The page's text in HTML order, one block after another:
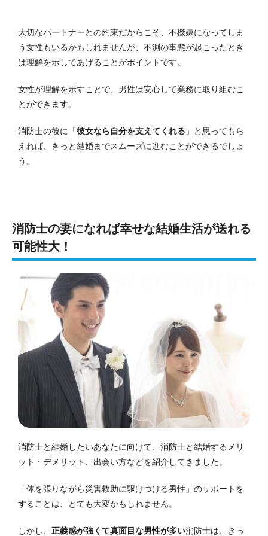
大切なパートナーとの約束だからこそ、不機嫌になってしま
う女性もいるかもしれませんが、不測の事態が起こったとき
は理解を示してあげることがポイントです。
女性が理解を示すことで、男性は安心して業務に取り組むこ
とができます。
消防士の彼に「彼女なら自分を支えてくれる 」と思ってもら
えれば、きっと結婚までスムーズに進むことができるでしょ
う。
消防士の妻になれば幸せな結婚生活が送れる
可能性大！
消防士と結婚したいあなたに向けて、消防士と結婚するメリ
ット・デメリット、出会い方などを紹介してきました。
「体を張りながら災害救助に駆けつける男性」 のサポートを
することは、とても大変かもしれません。
しかし、 正義感が強くて真面目な男性が多い消防士は、きっ